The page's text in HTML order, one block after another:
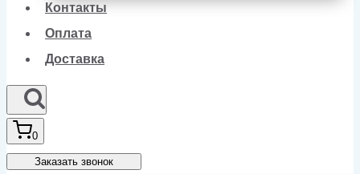
Контакты
Оплата
Доставка
0
Заказать звонок